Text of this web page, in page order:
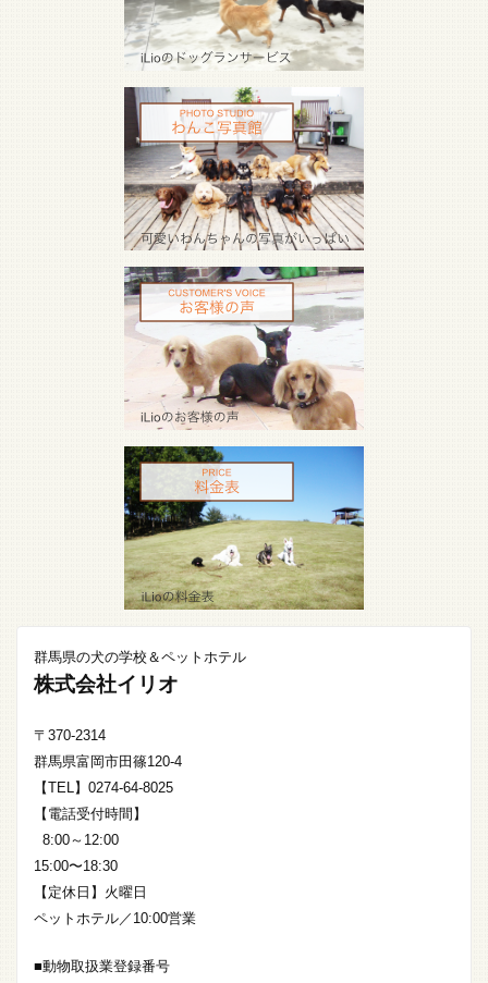
群馬県の犬の学校＆ペットホテル
株式会社イリオ
〒370-2314
群馬県富岡市田篠120-4
【TEL】0274-64-8025
【電話受付時間】
8:00～12:00
15:00〜18:30
【定休日】火曜日
ペットホテル／10:00営業
■動物取扱業登録番号